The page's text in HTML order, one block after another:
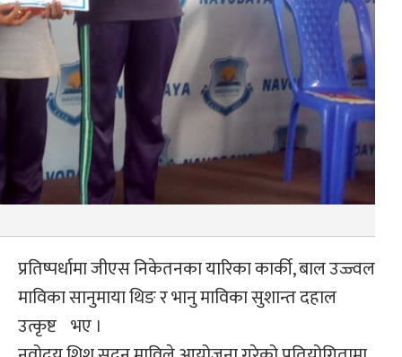
प्रतिष्पर्धामा जीएस निकेतनका यारिका कार्की, बाल उज्ज्वल
माविका सानुमाया थिङ र भानु माविका सुशान्त दहाल
उत्कृष्ट भए ।